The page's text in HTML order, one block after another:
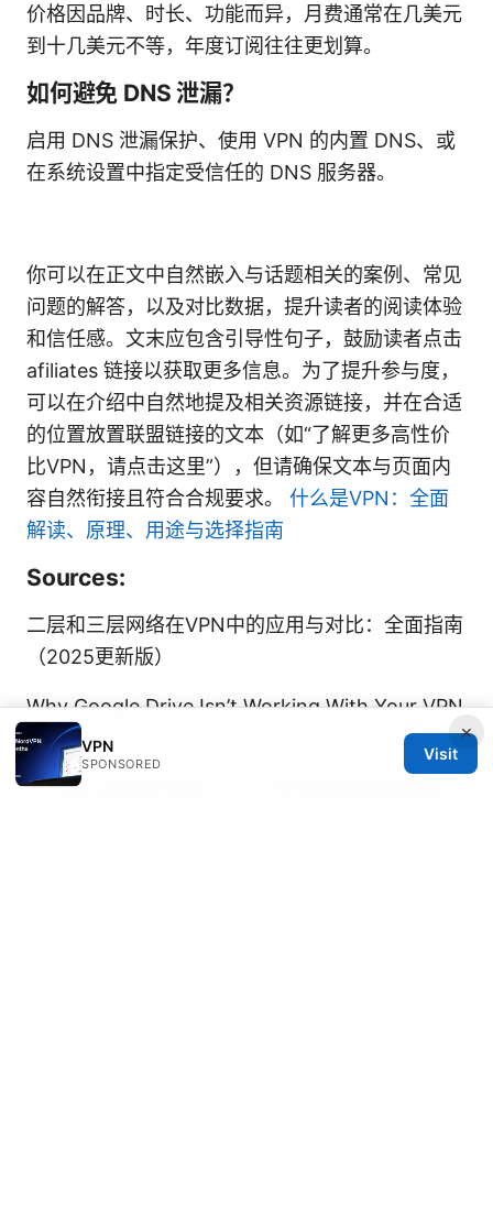
价格因品牌、时长、功能而异，月费通常在几美元
到十几美元不等，年度订阅往往更划算。
如何避免 DNS 泄漏？
启用 DNS 泄漏保护、使用 VPN 的内置 DNS、或
在系统设置中指定受信任的 DNS 服务器。
你可以在正文中自然嵌入与话题相关的案例、常见
问题的解答，以及对比数据，提升读者的阅读体验
和信任感。文末应包含引导性句子，鼓励读者点击
afiliates 链接以获取更多信息。为了提升参与度，
可以在介绍中自然地提及相关资源链接，并在合适
的位置放置联盟链接的文本（如“了解更多高性价
比VPN，请点击这里”），但请确保文本与页面内
容自然衔接且符合合规要求。 什么是VPN：全面
解读、原理、用途与选择指南
Sources:
二层和三层网络在VPN中的应用与对比：全面指南
（2025更新版）
Why Google Drive Isn’t Working With Your VPN
and How to Fix It Fast
Github上的梯子推荐：2025年你该知道的翻墙工
×
VPN
SPONSORED
Visit